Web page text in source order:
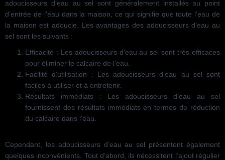
adoucisseurs d’eau au sel sont généralement installés au point
d’entrée de l’eau dans la maison, ce qui signifie que toute l’eau de
la maison est adoucie. Les avantages des adoucisseurs d’eau au
sel sont les suivants :
Efficacité : Les adoucisseurs d’eau au sel sont très efficaces
pour éliminer le calcaire de l’eau.
Facilité d’utilisation : Les adoucisseurs d’eau au sel sont
faciles à utiliser et à entretenir.
Résultats immédiats : Les adoucisseurs d’eau au sel
fournissent des résultats immédiats en termes de réduction
du calcaire dans l’eau.
Cependant, les adoucisseurs d’eau au sel présentent également
quelques inconvénients. Tout d’abord, ils nécessitent l’ajout régulier